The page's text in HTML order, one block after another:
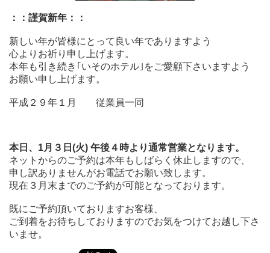
：：謹賀新年：：
新しい年が皆様にとって良い年でありますよう
心よりお祈り申し上げます。
本年も引き続き｢いそのホテル｣をご愛顧下さいますよう
お願い申し上げます。
平成２９年１月 従業員一同
本日、1月３日(火) 午後４時より通常営業となります。
ネットからのご予約は本年もしばらく休止しますので、
申し訳ありませんがお電話でお願い致します。
現在３月末までのご予約が可能となっております。
既にご予約頂いておりますお客様、
ご到着をお待ちしておりますのでお気をつけてお越し下さ
いませ。